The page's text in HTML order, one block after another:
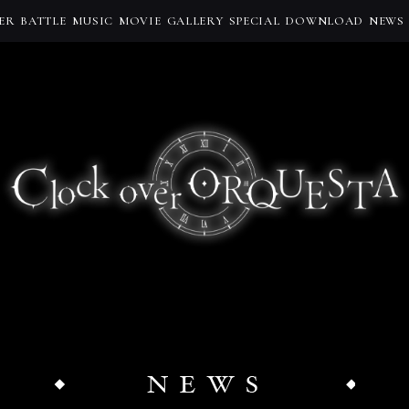
BATTLE MUSIC MOVIE GALLERY SPECIAL DOWNLOAD NEWS